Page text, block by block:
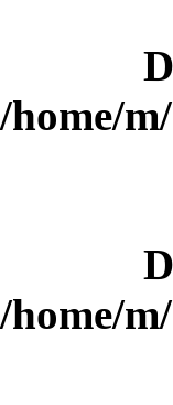
/home/
/home/